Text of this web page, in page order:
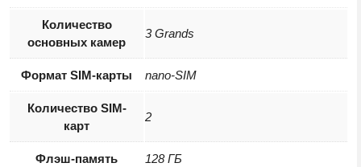
Количество
основных камер
3 Grands
Формат SIM-карты nano-SIM
Количество SIM-
карт
2
Флэш-память 128 ГБ